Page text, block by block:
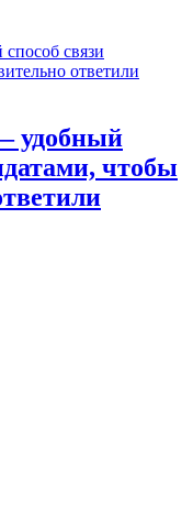
удобный
чтобы